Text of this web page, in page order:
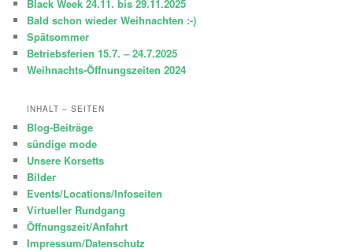
n
Black Week 24.11. bis 29.11.2025
Bald schon wieder Weihnachten :-)
Spätsommer
Betriebsferien 15.7. – 24.7.2025
Weihnachts-Öffnungszeiten 2024
INHALT – SEITEN
Blog-Beiträge
sündige mode
Unsere Korsetts
Bilder
Events/Locations/Infoseiten
Virtueller Rundgang
Öffnungszeit/Anfahrt
Impressum/Datenschutz